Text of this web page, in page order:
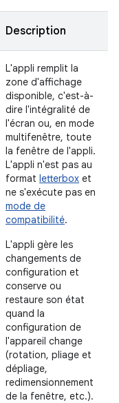
Description
L'appli remplit la
zone d'affichage
disponible, c'est-à-
dire l'intégralité de
l'écran ou, en mode
multifenêtre, toute
la fenêtre de l'appli.
L'appli n'est pas au
format letterbox et
ne s'exécute pas en
mode de
compatibilité.
L'appli gère les
changements de
configuration et
conserve ou
restaure son état
quand la
configuration de
l'appareil change
(rotation, pliage et
dépliage,
redimensionnement
de la fenêtre, etc.).